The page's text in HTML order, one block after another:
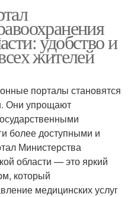
удобство и
жителей
порталы становятся
Они упрощают
более доступными и
Министерства
области — это яркий
который
медицинских услуг